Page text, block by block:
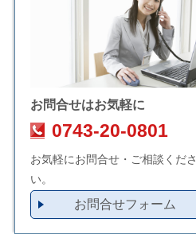
お問合せはお気軽に
0743-20-0801
お気軽にお問合せ・ご相談くださ
い。
お問合せフォーム